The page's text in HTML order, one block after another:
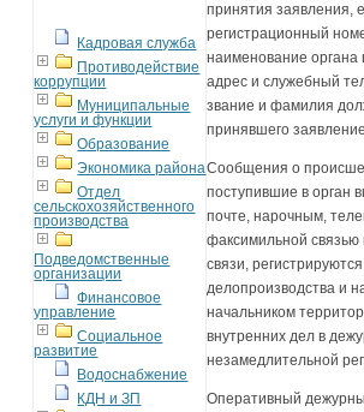
Кадровая служба
Противодействие
коррупции
Муниципальные
услуги и функции
Образование
Экономика района
Отдел
сельскохозяйственного
производства
Подведомственные
организации
Финансовое
управление
Социальное
развитие
Водоснабжение
КДН и ЗП
принятия заявления,
регистрационный
наименование органа
адрес и служебный
звание и фамилия
принявшего
Сообщения о
поступившие в орган
почте, нарочным,
факсимильной
связи,
делопроизводства и
начальником
внутренних дел в
незамедлительной
Оперативный